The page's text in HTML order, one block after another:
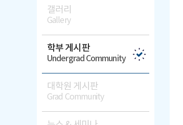
갤러리
Gallery
학부 게시판
Undergrad Community
대학원 게시판
Grad Community